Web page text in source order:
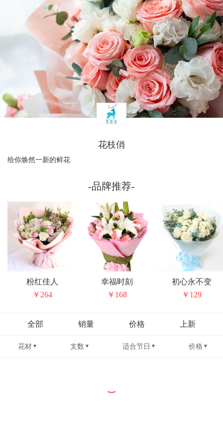
花枝俏
给你焕然一新的鲜花
-品牌推荐-
粉红佳人
￥264
幸福时刻
￥168
初心永不变
￥129
全部 销量 价格 上新
花材 支数 适合节日 价格